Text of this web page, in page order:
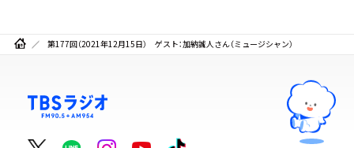
第177回（2021年12月15日） ゲスト：加納誠人さん（ミュージシャン）